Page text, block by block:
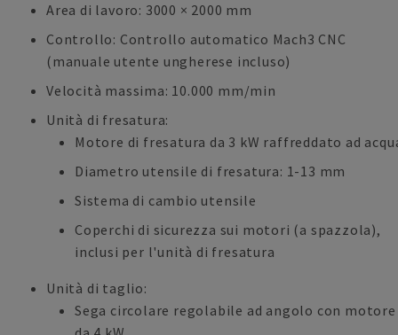
Area di lavoro: 3000 × 2000 mm
Controllo: Controllo automatico Mach3 CNC
(manuale utente ungherese incluso)
Velocità massima: 10.000 mm/min
Unità di fresatura:
Motore di fresatura da 3 kW raffreddato ad
Diametro utensile di fresatura: 1-13 mm
Sistema di cambio utensile
Coperchi di sicurezza sui motori (a spazzola),
inclusi per l'unità di fresatura
Unità di taglio:
Sega circolare regolabile ad angolo con motore